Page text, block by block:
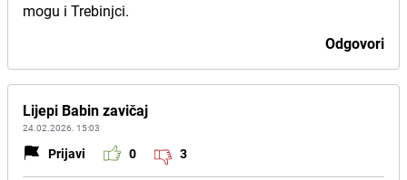
mogu i Trebinjci.
Odgovori
Lijepi Babin zavičaj
24.02.2026. 15:03
Prijavi 0 3